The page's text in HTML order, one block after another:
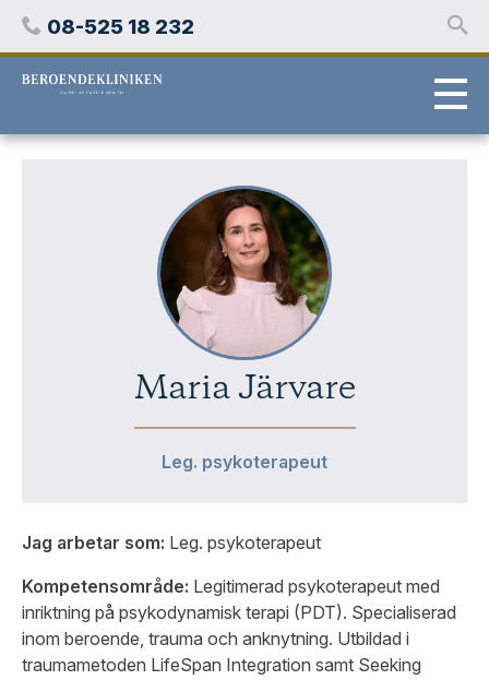
Hoppa
innehåll
Telefon
08-525 18 232
Stockholms
Maria Järvare
Leg. psykoterapeut
Jag arbetar som: Leg. psykoterapeut
Kompetensområde: Legitimerad psykoterapeut med
inriktning på psykodynamisk terapi (PDT). Specialiserad
inom beroende, trauma och anknytning. Utbildad i
traumametoden LifeSpan Integration samt Seeking